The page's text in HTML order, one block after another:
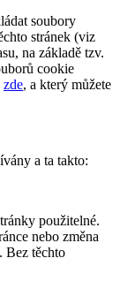
soubory
stránek (viz
na základě tzv.
cookie
zde, a který můžete
a ta takto:
použitelné.
nebo změna
Bez těchto